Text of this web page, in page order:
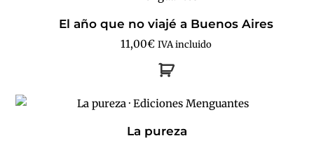
El año que no viajé a Buenos Aires
11,00€ IVA incluido
La pureza